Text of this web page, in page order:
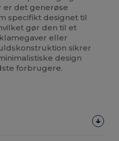
er det generøse
specifikt designet til
gør den til et
eller
sikrer
design
forbrugere.